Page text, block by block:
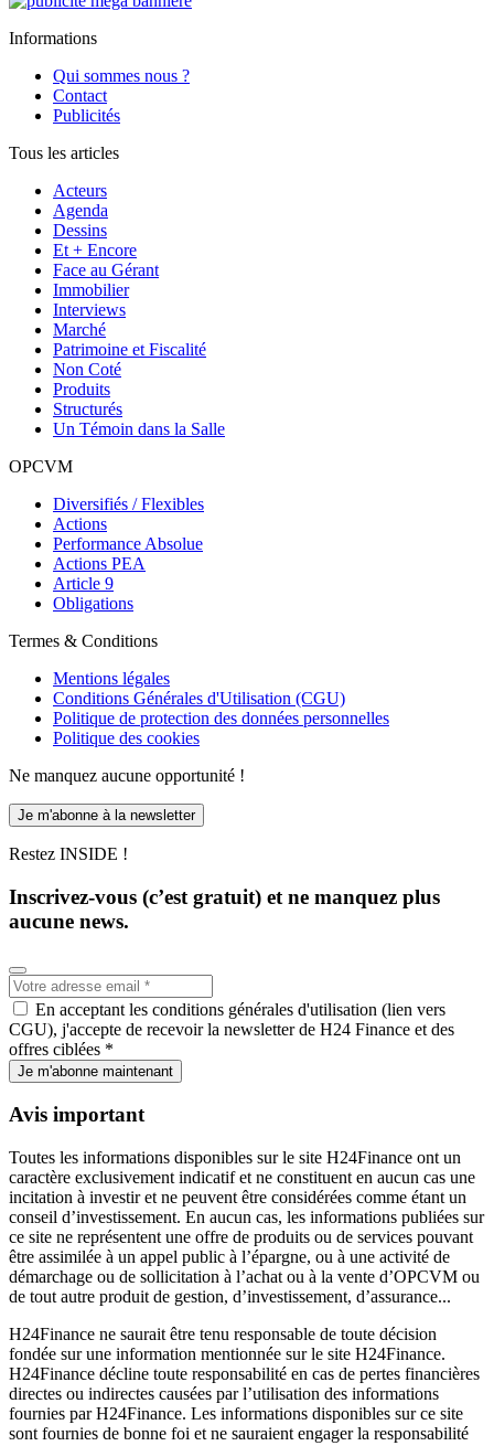
Informations
Qui sommes nous ?
Contact
Publicités
Tous les articles
Acteurs
Agenda
Dessins
Et + Encore
Face au Gérant
Immobilier
Interviews
Marché
Patrimoine et Fiscalité
Non Coté
Produits
Structurés
Un Témoin dans la Salle
OPCVM
Diversifiés / Flexibles
Actions
Performance Absolue
Actions PEA
Article 9
Obligations
Termes & Conditions
Mentions légales
Conditions Générales d'Utilisation (CGU)
Politique de protection des données personnelles
Politique des cookies
Ne manquez aucune opportunité !
Je m'abonne à la newsletter
Restez INSIDE !
Inscrivez-vous (c’est gratuit) et ne manquez plus
aucune news.
En acceptant les conditions générales d'utilisation (lien vers
CGU), j'accepte de recevoir la newsletter de H24 Finance et des
offres ciblées *
Je m'abonne maintenant
Avis important
Toutes les informations disponibles sur le site H24Finance ont un
caractère exclusivement indicatif et ne constituent en aucun cas une
incitation à investir et ne peuvent être considérées comme étant un
conseil d’investissement. En aucun cas, les informations publiées sur
ce site ne représentent une offre de produits ou de services pouvant
être assimilée à un appel public à l’épargne, ou à une activité de
démarchage ou de sollicitation à l’achat ou à la vente d’OPCVM ou
de tout autre produit de gestion, d’investissement, d’assurance...
H24Finance ne saurait être tenu responsable de toute décision
fondée sur une information mentionnée sur le site H24Finance.
H24Finance décline toute responsabilité en cas de pertes financières
directes ou indirectes causées par l’utilisation des informations
fournies par H24Finance. Les informations disponibles sur ce site
sont fournies de bonne foi et ne sauraient engager la responsabilité